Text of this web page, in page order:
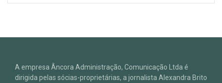
A empresa Âncora Administração, Comunicação Ltda é
dirigida pelas sócias-proprietárias, a jornalista Alexandra Brito